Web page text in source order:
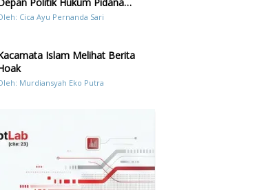
Cica Ayu Pernanda Sari
Islam Melihat Berita
Murdiansyah Eko Putra